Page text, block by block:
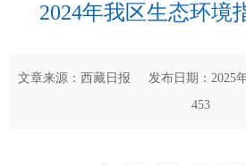
2024年我区生态环境
文章来源：西藏日报 发布日期：2025
453